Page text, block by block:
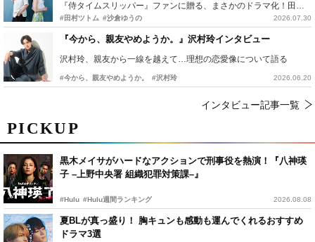
PICKUP
黒木メイサがハードなアクションで刑事役を熱演！『八神瑛
子 –上野中央署 組織犯罪対策課–』
#Hulu #Hulu週間ランキング 2026.08.08
夏BLが真っ盛り！ 胸キュンも感動も運んでくれるおすすめ
ドラマ3選
『侍タイムスリッパー』ファンに贈る、まさかのドラマ化！田村ツトム×沙倉ゆうのが語る『心配無用ノ介』撮影秘話
#田村ツトム #沙倉ゆうの 2026.07.30
『今から、親友やめようか。』沢村玲インタビュー
沢村玲、親友から一線を越えて…理想の恋愛像について語る
#今から、親友やめようか。 #沢村玲 2026.06.20
インタビュー記事一覧